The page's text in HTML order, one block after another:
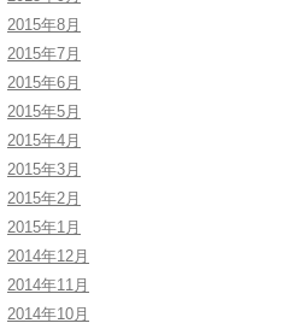
2015年8月
2015年7月
2015年6月
2015年5月
2015年4月
2015年3月
2015年2月
2015年1月
2014年12月
2014年11月
2014年10月